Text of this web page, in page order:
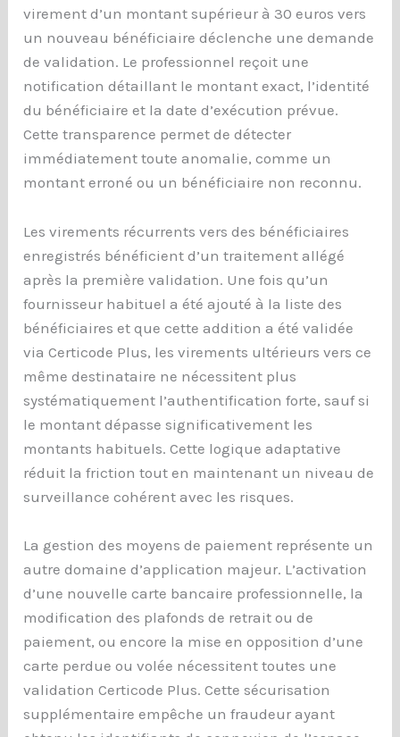
virement d’un montant supérieur à 30 euros vers
un nouveau bénéficiaire déclenche une demande
de validation. Le professionnel reçoit une
notification détaillant le montant exact, l’identité
du bénéficiaire et la date d’exécution prévue.
Cette transparence permet de détecter
immédiatement toute anomalie, comme un
montant erroné ou un bénéficiaire non reconnu.
Les virements récurrents vers des bénéficiaires
enregistrés bénéficient d’un traitement allégé
après la première validation. Une fois qu’un
fournisseur habituel a été ajouté à la liste des
bénéficiaires et que cette addition a été validée
via Certicode Plus, les virements ultérieurs vers ce
même destinataire ne nécessitent plus
systématiquement l’authentification forte, sauf si
le montant dépasse significativement les
montants habituels. Cette logique adaptative
réduit la friction tout en maintenant un niveau de
surveillance cohérent avec les risques.
La gestion des moyens de paiement représente un
autre domaine d’application majeur. L’activation
d’une nouvelle carte bancaire professionnelle, la
modification des plafonds de retrait ou de
paiement, ou encore la mise en opposition d’une
carte perdue ou volée nécessitent toutes une
validation Certicode Plus. Cette sécurisation
supplémentaire empêche un fraudeur ayant